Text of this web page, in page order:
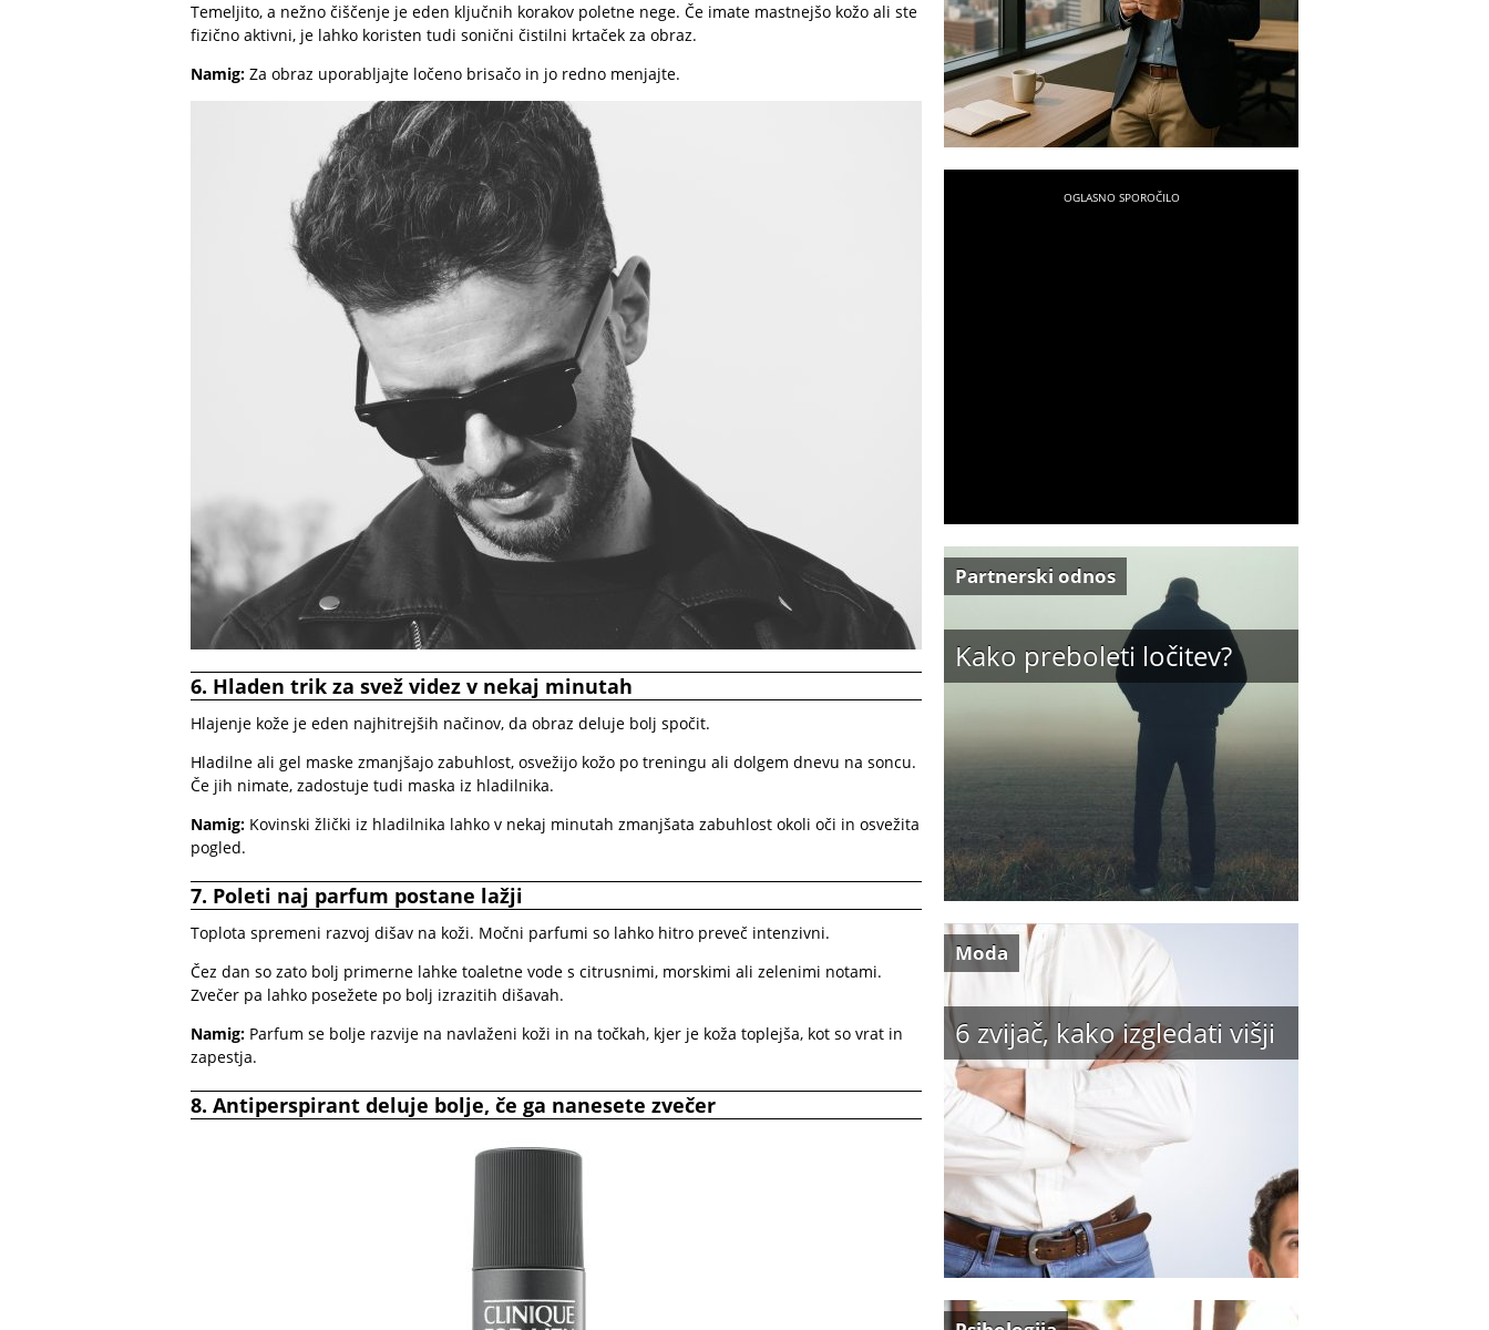
Temeljito, a nežno čiščenje je eden ključnih korakov poletne nege. Če imate mastnejšo kožo ali ste
fizično aktivni, je lahko koristen tudi sonični čistilni krtaček za obraz.
Namig: Za obraz uporabljajte ločeno brisačo in jo redno menjajte.
6. Hladen trik za svež videz v nekaj minutah
Hlajenje kože je eden najhitrejših načinov, da obraz deluje bolj spočit.
Hladilne ali gel maske zmanjšajo zabuhlost, osvežijo kožo po treningu ali dolgem dnevu na soncu.
Če jih nimate, zadostuje tudi maska iz hladilnika.
Namig: Kovinski žlički iz hladilnika lahko v nekaj minutah zmanjšata zabuhlost okoli oči in osvežita
pogled.
7. Poleti naj parfum postane lažji
Toplota spremeni razvoj dišav na koži. Močni parfumi so lahko hitro preveč intenzivni.
Čez dan so zato bolj primerne lahke toaletne vode s citrusnimi, morskimi ali zelenimi notami.
Zvečer pa lahko posežete po bolj izrazitih dišavah.
Namig: Parfum se bolje razvije na navlaženi koži in na točkah, kjer je koža toplejša, kot so vrat in
zapestja.
8. Antiperspirant deluje bolje, če ga nanesete zvečer
Kako preboleti ločitev?
Partnerski odnos
6 zvijač, kako izgledati višji
Moda